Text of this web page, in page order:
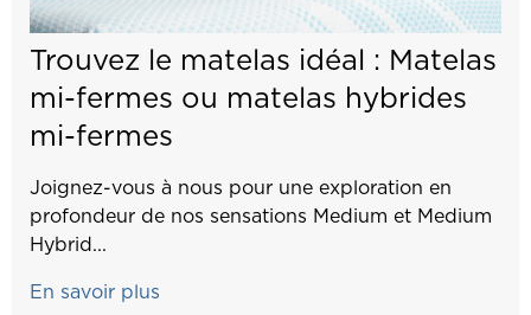
Trouvez le matelas idéal : Matelas
mi-fermes ou matelas hybrides
mi-fermes
Joignez-vous à nous pour une exploration en
profondeur de nos sensations Medium et Medium
Hybrid...
En savoir plus